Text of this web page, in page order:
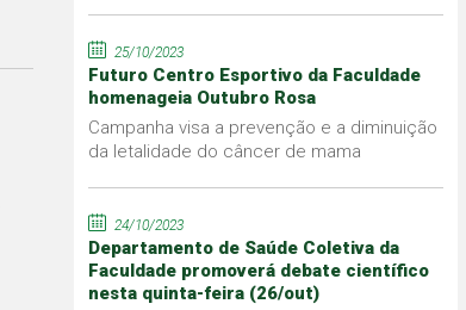
25/10/2023
Futuro Centro Esportivo da Faculdade
homenageia Outubro Rosa
Campanha visa a prevenção e a diminuição
da letalidade do câncer de mama
24/10/2023
Departamento de Saúde Coletiva da
Faculdade promoverá debate científico
nesta quinta-feira (26/out)